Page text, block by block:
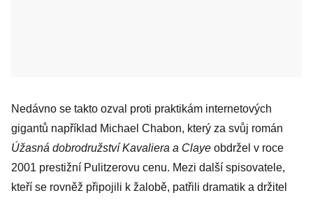
Nedávno se takto ozval proti praktikám internetových
gigantů například Michael Chabon, který za svůj román
Úžasná dobrodružství Kavaliera a Claye obdržel v roce
2001 prestižní Pulitzerovu cenu. Mezi další spisovatele,
kteří se rovněž připojili k žalobě, patřili dramatik a držitel